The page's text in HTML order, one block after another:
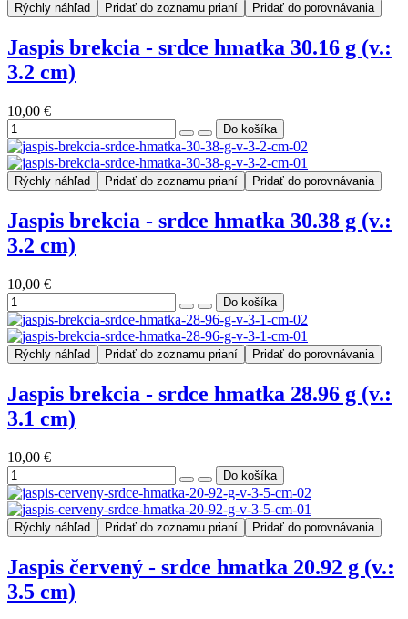
Rýchly náhľad Pridať do zoznamu prianí Pridať do porovnávania
Jaspis brekcia - srdce hmatka 30.16 g (v.:
3.2 cm)
10,00 €
Rýchly náhľad Pridať do zoznamu prianí Pridať do porovnávania
Jaspis brekcia - srdce hmatka 30.38 g (v.:
3.2 cm)
10,00 €
Rýchly náhľad Pridať do zoznamu prianí Pridať do porovnávania
Jaspis brekcia - srdce hmatka 28.96 g (v.:
3.1 cm)
10,00 €
Rýchly náhľad Pridať do zoznamu prianí Pridať do porovnávania
Jaspis červený - srdce hmatka 20.92 g (v.:
3.5 cm)